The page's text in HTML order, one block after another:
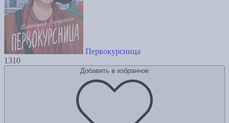
Первокурсница
1310
Добавить в избранное